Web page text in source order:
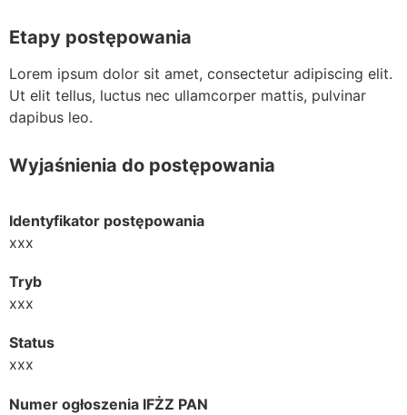
Etapy postępowania
Lorem ipsum dolor sit amet, consectetur adipiscing elit.
Ut elit tellus, luctus nec ullamcorper mattis, pulvinar
dapibus leo.
Wyjaśnienia do postępowania
Identyfikator postępowania
xxx
Tryb
xxx
Status
xxx
Numer ogłoszenia IFŻZ PAN